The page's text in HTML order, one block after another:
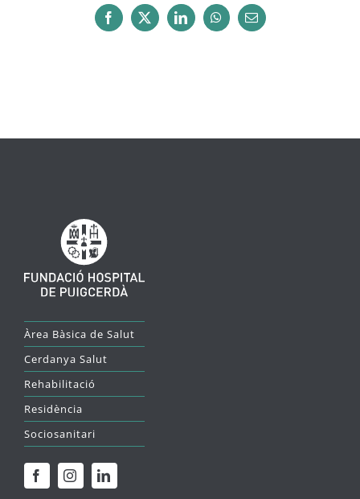
Facebook
X LinkedInWhatsApp
Email:
Àrea Bàsica de Salut
Cerdanya Salut
Rehabilitació
Residència
Sociosanitari